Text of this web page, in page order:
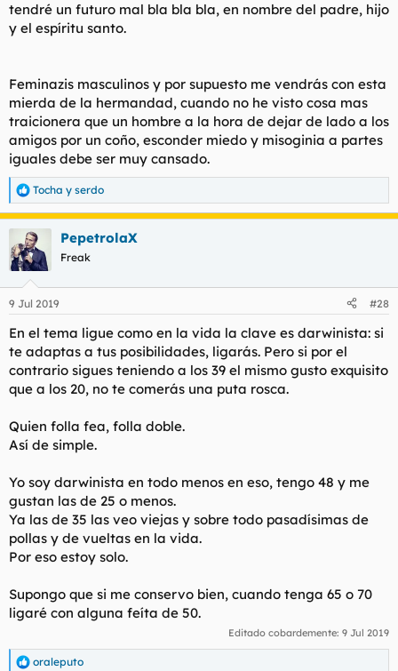
tendré un futuro mal bla bla bla, en nombre del padre, hijo
y el espíritu santo.
Feminazis masculinos y por supuesto me vendrás con esta
mierda de la hermandad, cuando no he visto cosa mas
traicionera que un hombre a la hora de dejar de lado a los
amigos por un coño, esconder miedo y misoginia a partes
iguales debe ser muy cansado.
R
e
a
c
i
e
:
Tocha y serdo
PepetrolaX
Freak
9 Jul 2019 #28
En el tema ligue como en la vida la clave es darwinista: si
te adaptas a tus posibilidades, ligarás. Pero si por el
contrario sigues teniendo a los 39 el mismo gusto exquisito
que a los 20, no te comerás una puta rosca.
Quien folla fea, folla doble.
Así de simple.
Yo soy darwinista en todo menos en eso, tengo 48 y me
gustan las de 25 o menos.
Ya las de 35 las veo viejas y sobre todo pasadísimas de
pollas y de vueltas en la vida.
Por eso estoy solo.
Supongo que si me conservo bien, cuando tenga 65 o 70
ligaré con alguna feíta de 50.
Editado cobardemente: 9 Jul 2019
R oraleputo